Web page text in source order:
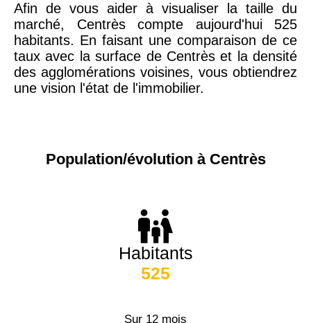
Afin de vous aider à visualiser la taille du
marché, Centrès compte aujourd'hui 525
habitants. En faisant une comparaison de ce
taux avec la surface de Centrès et la densité
des agglomérations voisines, vous obtiendrez
une vision l'état de l'immobilier.
Population/évolution à Centrès
Habitants
525
Sur 12 mois